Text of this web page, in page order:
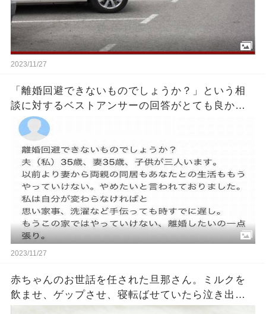
2023/11/27
「離婚回避できないものでしょうか？」という相
談に対するベストアンサーの回答がとても良かっ
たｗｗ
2023/11/27
赤ちゃんのお世話を任された旦那さん。ミルクを
飲ませ、ゲップさせ、寝転ばせていたら泣き出し
た赤ちゃん。それを見た旦那さんがとった行動に